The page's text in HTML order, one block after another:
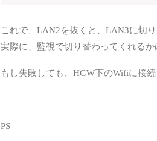
これで、LAN2を抜くと、LAN3に切り
実際に、監視で切り替わってくれるか
もし失敗しても、HGW下のWifiに接続
PS